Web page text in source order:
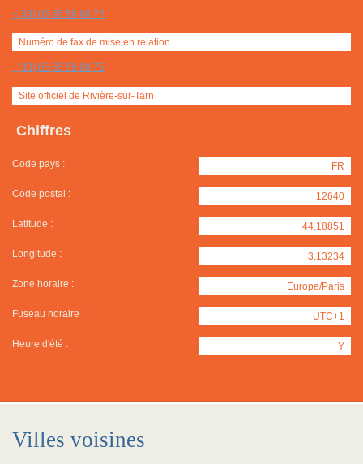
+(33) 05 65 59 80 74
Numéro de fax de mise en relation
+(33) 05 65 59 80 75
Site officiel de Rivière-sur-Tarn
Chiffres
Code pays : FR
Code postal : 12640
Latitude : 44.18851
Longitude : 3.13234
Zone horaire : Europe/Paris
Fuseau horaire : UTC+1
Heure d'été : Y
Villes voisines